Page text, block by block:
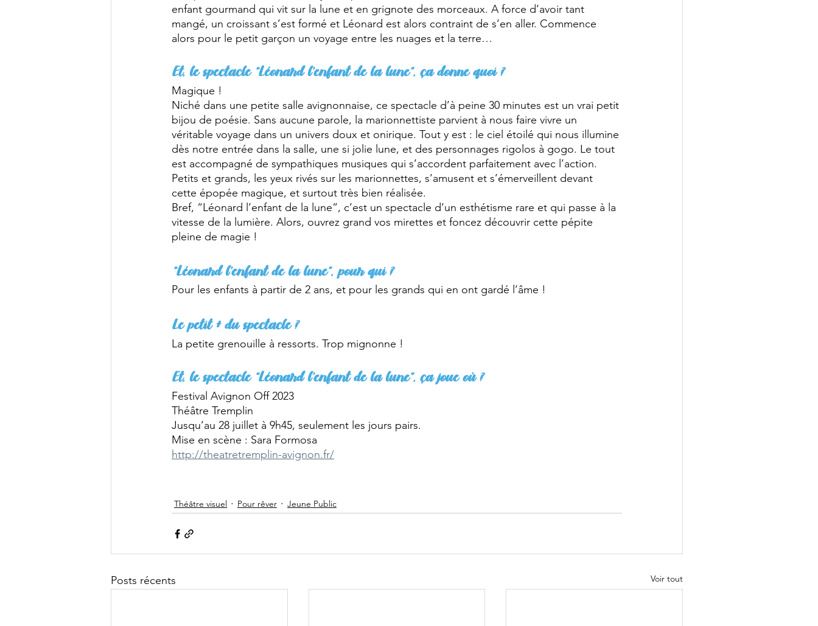
enfant gourmand qui vit sur la lune et en grignote des morceaux. A force d’avoir tant
mangé, un croissant s’est formé et Léonard est alors contraint de s’en aller. Commence
alors pour le petit garçon un voyage entre les nuages et la terre…
Et, le spectacle “Léonard l’enfant de la lune”, ça donne quoi ?
Magique !
Niché dans une petite salle avignonnaise, ce spectacle d’à peine 30 minutes est un vrai petit
bijou de poésie. Sans aucune parole, la marionnettiste parvient à nous faire vivre un
véritable voyage dans un univers doux et onirique. Tout y est : le ciel étoilé qui nous illumine
dès notre entrée dans la salle, une si jolie lune, et des personnages rigolos à gogo. Le tout
est accompagné de sympathiques musiques qui s’accordent parfaitement avec l’action.
Petits et grands, les yeux rivés sur les marionnettes, s’amusent et s’émerveillent devant
cette épopée magique, et surtout très bien réalisée.
Bref, “Léonard l’enfant de la lune”, c’est un spectacle d’un esthétisme rare et qui passe à la
vitesse de la lumière. Alors, ouvrez grand vos mirettes et foncez découvrir cette pépite
pleine de magie !
“Léonard l’enfant de la lune”, pour qui ?
Pour les enfants à partir de 2 ans, et pour les grands qui en ont gardé l’âme !
Le petit + du spectacle ?
La petite grenouille à ressorts. Trop mignonne !
Et, le spectacle “Léonard l’enfant de la lune”, ça joue où ?
Festival Avignon Off 2023
Théâtre Tremplin
Jusqu’au 28 juillet à 9h45, seulement les jours pairs.
Mise en scène : Sara Formosa
http://theatretremplin-avignon.fr/
Théâtre visuel Pour rêver Jeune Public
Posts récents Voir tout